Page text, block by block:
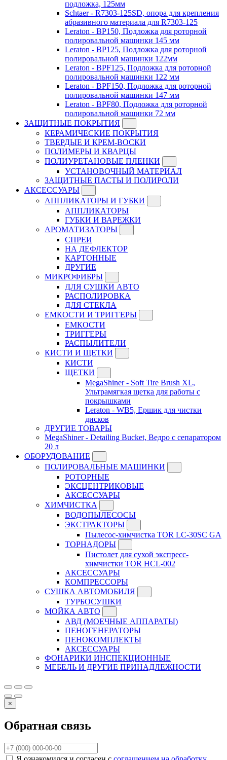
подложка, 125мм
Schtaer - R7303-125SD, опора для крепления
абразивного материала для R7303-125
Leraton - BP150, Подложка для роторной
полировальной машинки 145 мм
Leraton - BP125, Подложка для роторной
полировальной машинки 122мм
Leraton - BPF125, Подложка для роторной
полировальной машинки 122 мм
Leraton - BPF150, Подложка для роторной
полировальной машинки 147 мм
Leraton - BPF80, Подложка для роторной
полировальной машинки 72 мм
ЗАЩИТНЫЕ ПОКРЫТИЯ
КЕРАМИЧЕСКИЕ ПОКРЫТИЯ
ТВЕРДЫЕ И КРЕМ-ВОСКИ
ПОЛИМЕРЫ И КВАРЦЫ
ПОЛИУРЕТАНОВЫЕ ПЛЕНКИ
УСТАНОВОЧНЫЙ МАТЕРИАЛ
ЗАЩИТНЫЕ ПАСТЫ И ПОЛИРОЛИ
АКСЕССУАРЫ
АППЛИКАТОРЫ И ГУБКИ
АППЛИКАТОРЫ
ГУБКИ И ВАРЕЖКИ
АРОМАТИЗАТОРЫ
СПРЕИ
НА ДЕФЛЕКТОР
КАРТОННЫЕ
ДРУГИЕ
МИКРОФИБРЫ
ДЛЯ СУШКИ АВТО
РАСПОЛИРОВКА
ДЛЯ СТЕКЛА
ЕМКОСТИ И ТРИГГЕРЫ
ЕМКОСТИ
ТРИГГЕРЫ
РАСПЫЛИТЕЛИ
КИСТИ И ЩЕТКИ
КИСТИ
ЩЕТКИ
MegaShiner - Soft Tire Brush XL,
Ультрамягкая щетка для работы с
покрышками
Leraton - WB5, Ершик для чистки
дисков
ДРУГИЕ ТОВАРЫ
MegaShiner - Detailing Bucket, Ведро с сепаратором
20 л
ОБОРУДОВАНИЕ
ПОЛИРОВАЛЬНЫЕ МАШИНКИ
РОТОРНЫЕ
ЭКСЦЕНТРИКОВЫЕ
АКСЕССУАРЫ
ХИМЧИСТКА
ВОДОПЫЛЕСОСЫ
ЭКСТРАКТОРЫ
Пылесос-химчистка TOR LC-30SC GA
ТОРНАДОРЫ
Пистолет для сухой экспресс-
химчистки TOR HCL-002
АКСЕССУАРЫ
КОМПРЕССОРЫ
СУШКА АВТОМОБИЛЯ
ТУРБОСУШКИ
МОЙКА АВТО
АВД (МОЕЧНЫЕ АППАРАТЫ)
ПЕНОГЕНЕРАТОРЫ
ПЕНОКОМПЛЕКТЫ
АКСЕССУАРЫ
ФОНАРИКИ ИНСПЕКЦИОННЫЕ
МЕБЕЛЬ И ДРУГИЕ ПРИНАДЛЕЖНОСТИ
×
Обратная связь